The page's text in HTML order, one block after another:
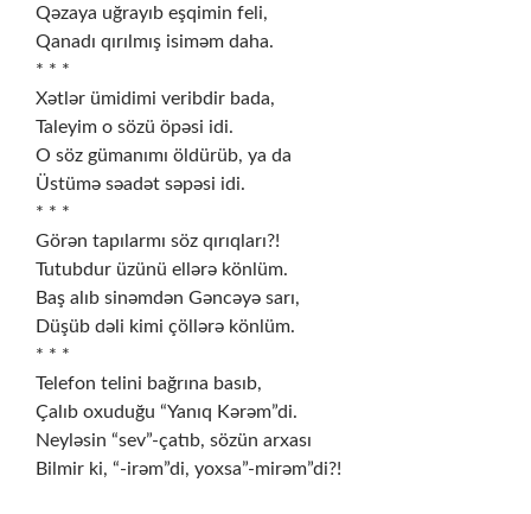
Qəzaya uğrayıb eşqimin feli,
Qanadı qırılmış isiməm daha.
* * *
Xətlər ümidimi veribdir bada,
Taleyim o sözü öpəsi idi.
O söz gümanımı öldürüb, ya da
Üstümə səadət səpəsi idi.
* * *
Görən tapılarmı söz qırıqları?!
Tutubdur üzünü ellərə könlüm.
Baş alıb sinəmdən Gəncəyə sarı,
Düşüb dəli kimi çöllərə könlüm.
* * *
Telefon telini bağrına basıb,
Çalıb oxuduğu “Yanıq Kərəm”di.
Neyləsin “sev”-çatıb, sözün arxası
Bilmir ki, “-irəm”di, yoxsa”-mirəm”di?!